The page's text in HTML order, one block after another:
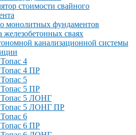
стоимости свайного
монолитных фундаментов
сваях
канализационной системы
4
4 ПР
5
5 ПР
5 ЛОНГ
Топас 5 ЛОНГ ПР
6
6 ПР